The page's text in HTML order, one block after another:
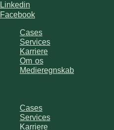
Linkedin
Facebook
Cases
Services
Karriere
Om os
Medieregnskab
Cases
Services
Karriere